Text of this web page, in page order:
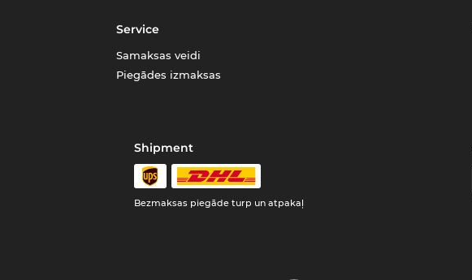
Service
Samaksas veidi
Piegādes izmaksas
Shipment
Bezmaksas piegāde turp un atpakaļ